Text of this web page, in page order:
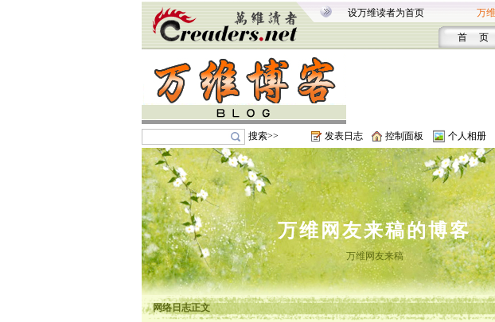
设万维读者为首页 万
首 页
搜索>> 发表日志 控制面板 个人相册
万维网友来稿的博客
万维网友来稿
网络日志正文